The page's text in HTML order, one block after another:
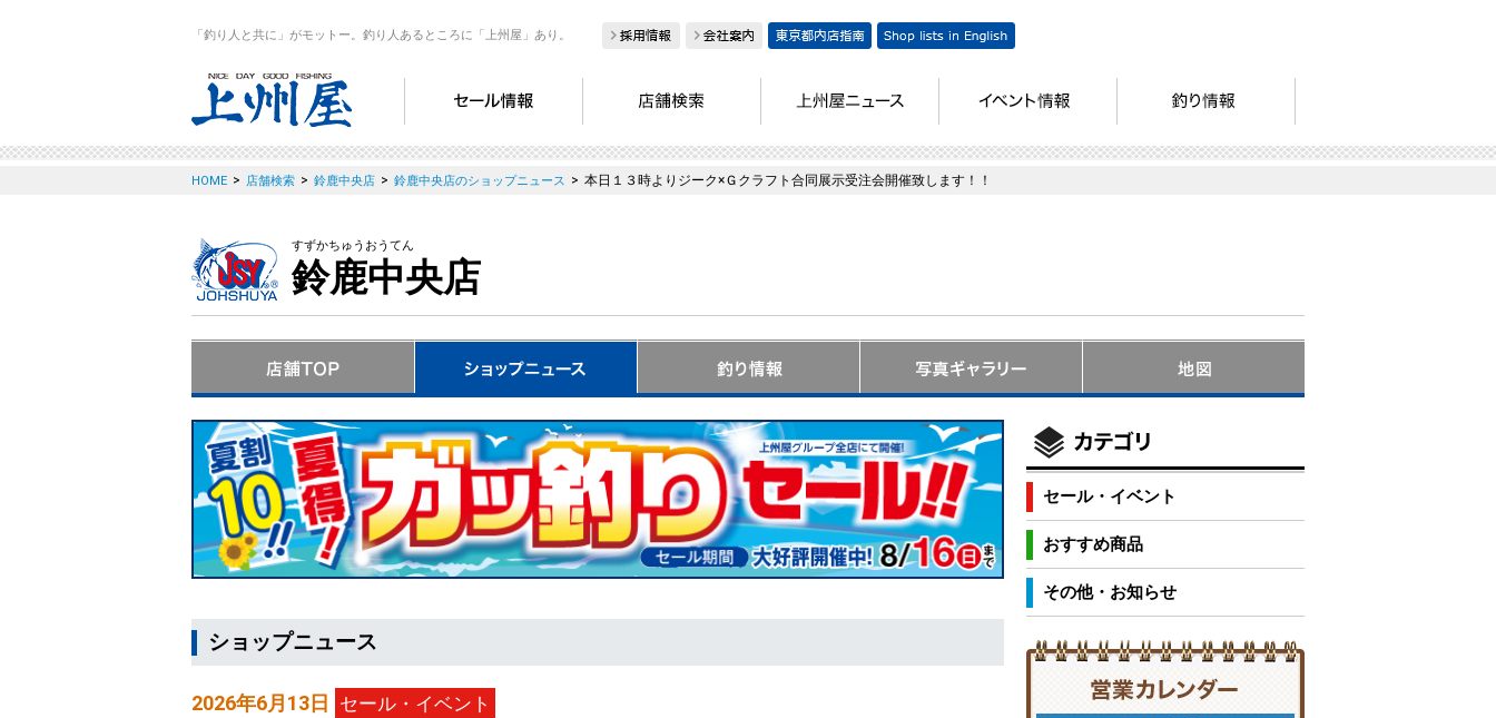
「釣り人と共に」がモットー。釣り人あるところに「上州屋」あり。
HOME > 店舗検索 > 鈴鹿中央店 > 鈴鹿中央店のショップニュース > 本日１３時よりジーク×Ｇクラフト合同展示受注会開催致します！！
すずかちゅうおうてん
鈴鹿中央店
ショップニュース
2026年6月13日 セール・イベント
セール・イベント
おすすめ商品
その他・お知らせ